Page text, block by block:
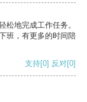
松地完成工作任务。
班，有更多的时间陪
支持[0] 反对[0]